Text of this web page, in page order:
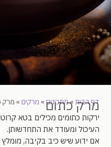
דף הבית »מתכונים » מרקים » מרק מרק כתום
ירקות כתומים מכילים בטא
העיכול ומעודד את התחדשותן.
אם ידוע שיש כיב בקיבה,